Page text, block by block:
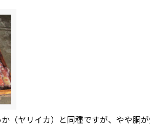
（ヤリイカ）と同種ですが、やや胴